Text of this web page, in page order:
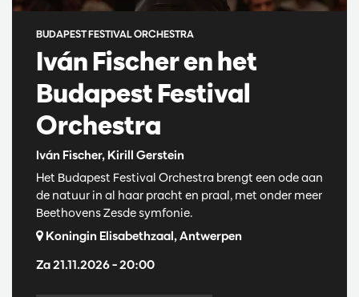
Iván Fischer en het
Budapest Festival
Orchestra
Iván Fischer, Kirill Gerstein
BUDAPEST FESTIVAL ORCHESTRA
Za 21.11.2026– 20:00
Het Budapest Festival Orchestra brengt een ode aan
de natuur in al haar pracht en praal, met onder meer
Beethovens Zesde symfonie.
Koningin Elisabethzaal, Antwerpen